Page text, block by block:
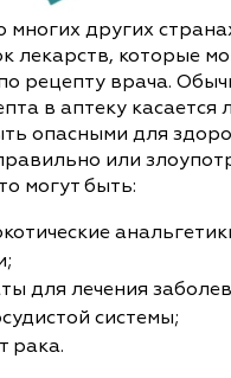
многих других
лекарств, которые
рецепту врача.
в аптеку касается
опасными для
или
могут быть:
для лечения
системы;
рака.